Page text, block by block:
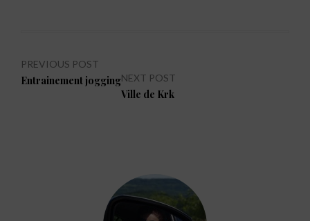
Navigation
de
PREVIOUS POST
Previous
Entrainement joggingNEXT POST
Next
Ville de Krk